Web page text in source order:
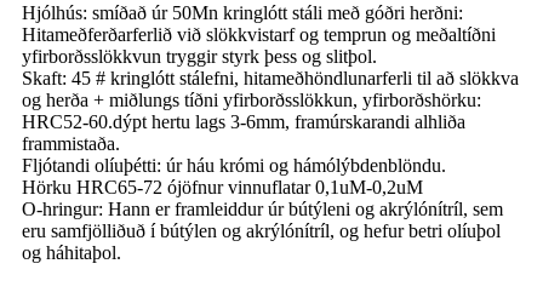
Hjólhús: smíðað úr 50Mn kringlótt stáli með góðri herðni:
Hitameðferðarferlið við slökkvistarf og temprun og meðaltíðni
yfirborðsslökkvun tryggir styrk þess og slitþol.
Skaft: 45 # kringlótt stálefni, hitameðhöndlunarferli til að slökkva
og herða + miðlungs tíðni yfirborðsslökkun, yfirborðshörku:
HRC52-60.dýpt hertu lags 3-6mm, framúrskarandi alhliða
frammistaða.
Fljótandi olíuþétti: úr háu krómi og hámólýbdenblöndu.
Hörku HRC65-72 ójöfnur vinnuflatar 0,1uM-0,2uM
O-hringur: Hann er framleiddur úr bútýleni og akrýlónítríl, sem
eru samfjölliðuð í bútýlen og akrýlónítríl, og hefur betri olíuþol
og háhitaþol.